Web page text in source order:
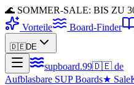
🌊 SOMMER-SALE: BIS ZU
Vorteile
Board-Finder
🇩🇪DE
supboard.99🇩🇪 de
Aufblasbare SUP Boards★ Sale